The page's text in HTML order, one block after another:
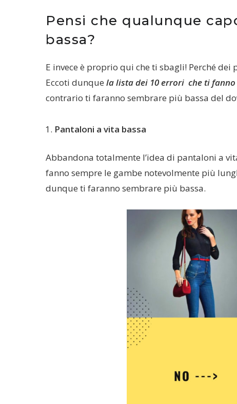
Pensi che qualunque
bassa?
E invece è proprio qui che ti sbagli! Perché
Eccoti dunque la lista dei 10 errori che ti fanno
contrario ti faranno sembrare più bassa del
Pantaloni a vita bassa
Abbandona totalmente l’idea di pantaloni a
fanno sempre le gambe notevolmente più
dunque ti faranno sembrare più bassa.